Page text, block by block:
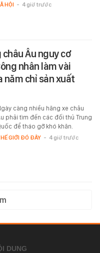
HỘI - 4 giờ trước
Âu nguy cơ
nhân làm vài
năm chỉ sản xuất
càng nhiều hãng xe châu
phải tìm đến các đối thủ Trung
để tháo gỡ khó khăn.
GIỚI ĐÓ ĐÂY - 4 giờ trước
DUNG